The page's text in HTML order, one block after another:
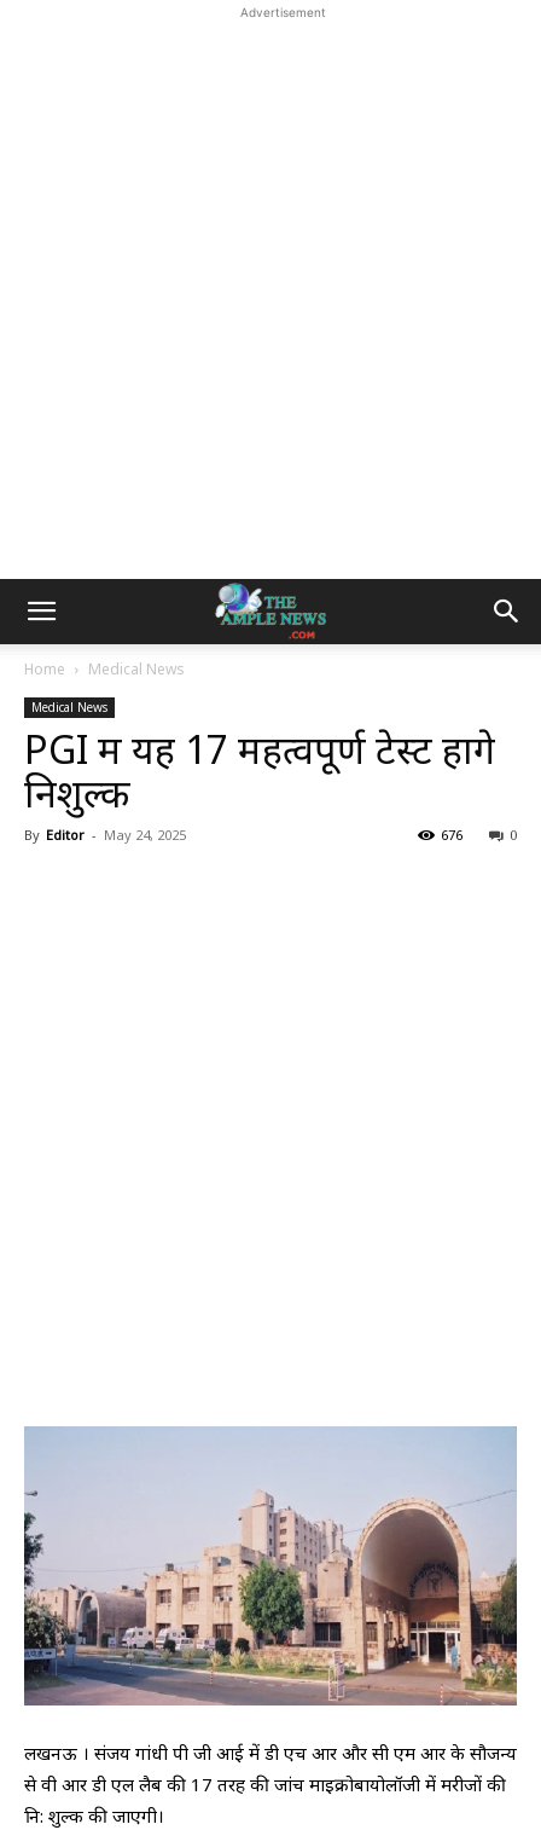
Advertisement
Home Medical News
Medical News
PGI में यह 17 महत्वपूर्ण टेस्ट होंगे
निशुल्क
By Editor - May 24, 2025 0
676
लखनऊ । संजय गांधी पी जी आई में डी एच आर और सी एम आर के सौजन्य
से वी आर डी एल लैब की 17 तरह की जांच माइक्रोबायोलॉजी में मरीजों की
नि: शुल्क की जाएगी।